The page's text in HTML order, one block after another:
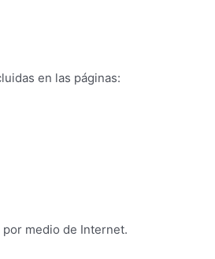
en las páginas:
medio de Internet.